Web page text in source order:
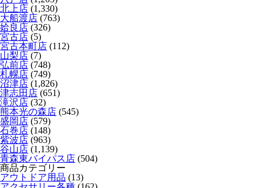
北上店 (1,330)
大船渡店 (763)
姶良店 (326)
宮古店 (5)
宮古本町店 (112)
山梨店 (7)
弘前店 (748)
札幌店 (749)
沼津店 (1,826)
津志田店 (651)
滝沢店 (32)
熊本光の森店 (545)
盛岡店 (579)
石巻店 (148)
紫波店 (963)
谷山店 (1,139)
青森東バイパス店 (504)
商品カテゴリー
アウトドア用品 (13)